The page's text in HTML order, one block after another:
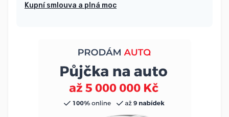
Kupní smlouva a plná moc